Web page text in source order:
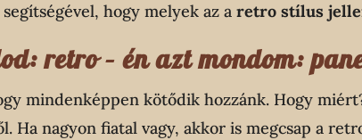
segítségével, hogy melyek az aretro stílus
retro – én azt mondom:
mindenképpen kötődik hozzánk. Hogy
Ha nagyon fiatal vagy, akkor is megcsap a